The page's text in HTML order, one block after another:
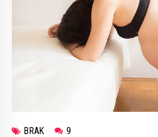
BRAK 9